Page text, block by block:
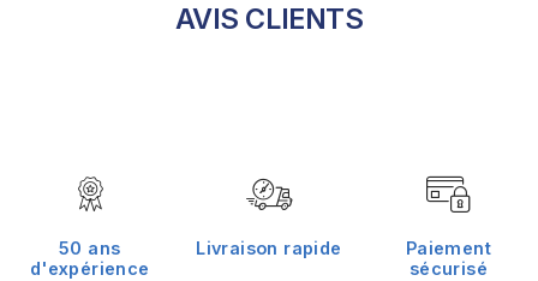
AVIS CLIENTS
50 ans
d'expérience
Livraison rapide
Paiement
sécurisé